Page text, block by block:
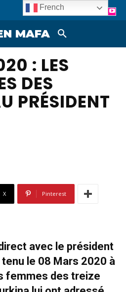
MAFA
: LES
DES
PRÉSIDENT
X Pinterest
avec le président
tenu le 08 Mars 2020 à
femmes des treize
French